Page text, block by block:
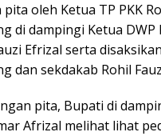
oleh Ketua TP PKK
di dampingi Ketua DWP
Efrizal serta
dan sekdakab Rohil
pita, Bupati di
Afrizal melihat lihat